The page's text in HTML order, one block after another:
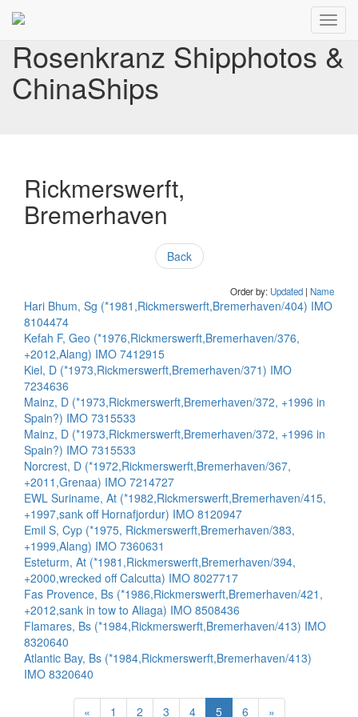
Rosenkranz Shipphotos &
ChinaShips
Rickmerswerft,
Bremerhaven
Back
Order by: Updated | Name
Hari Bhum, Sg (*1981,Rickmerswerft,Bremerhaven/404) IMO
8104474
Kefah F, Geo (*1976,Rickmerswerft,Bremerhaven/376,
+2012,Alang) IMO 7412915
Kiel, D (*1973,Rickmerswerft,Bremerhaven/371) IMO
7234636
Mainz, D (*1973,Rickmerswerft,Bremerhaven/372, +1996 in
Spain?) IMO 7315533
Mainz, D (*1973,Rickmerswerft,Bremerhaven/372, +1996 in
Spain?) IMO 7315533
Norcrest, D (*1972,Rickmerswerft,Bremerhaven/367,
+2011,Grenaa) IMO 7214727
EWL Suriname, At (*1982,Rickmerswerft,Bremerhaven/415,
+1997,sank off Hornafjordur) IMO 8120947
Emil S, Cyp (*1975, Rickmerswerft,Bremerhaven/383,
+1999,Alang) IMO 7360631
Esteturm, At (*1981,Rickmerswerft,Bremerhaven/394,
+2000,wrecked off Calcutta) IMO 8027717
Fas Provence, Bs (*1986,Rickmerswerft,Bremerhaven/421,
+2012,sank in tow to Aliaga) IMO 8508436
Flamares, Bs (*1984,Rickmerswerft,Bremerhaven/413) IMO
8320640
Atlantic Bay, Bs (*1984,Rickmerswerft,Bremerhaven/413)
IMO 8320640
« 1 2 3 4 5 6 »